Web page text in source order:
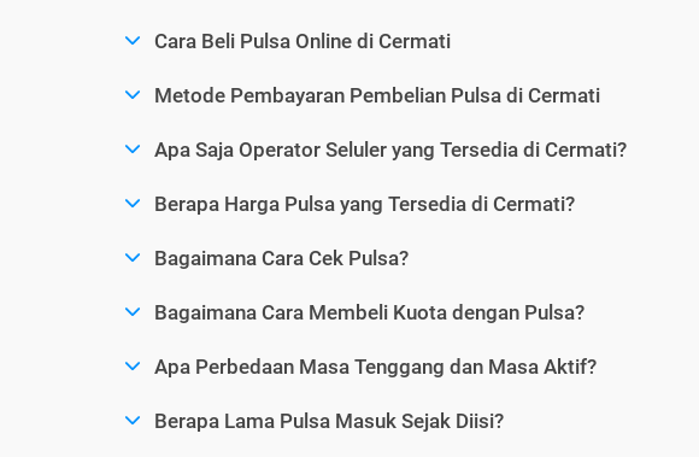
Cara Beli Pulsa Online di Cermati
Metode Pembayaran Pembelian Pulsa di Cermati
Apa Saja Operator Seluler yang Tersedia di Cermati?
Berapa Harga Pulsa yang Tersedia di Cermati?
Bagaimana Cara Cek Pulsa?
Bagaimana Cara Membeli Kuota dengan Pulsa?
Apa Perbedaan Masa Tenggang dan Masa Aktif?
Berapa Lama Pulsa Masuk Sejak Diisi?